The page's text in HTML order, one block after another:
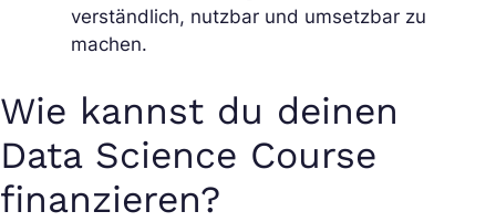
verständlich, nutzbar und umsetzbar zu
machen.
Wie kannst du deinen
Data Science Course
finanzieren?